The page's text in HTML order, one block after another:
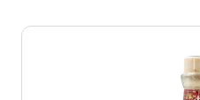
Bildergalerie überspringen